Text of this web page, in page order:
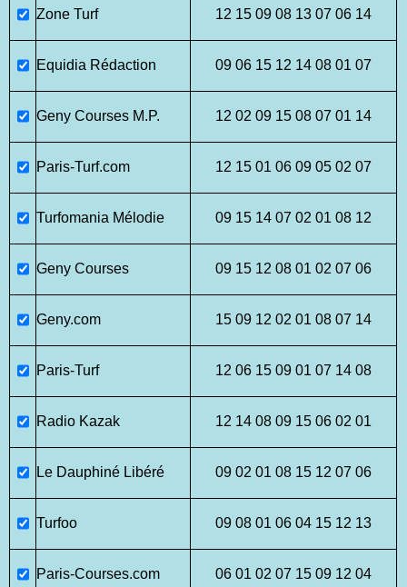
Zone Turf 12 15 09 08 13 07 06 14
Equidia Rédaction 09 06 15 12 14 08 01 07
Geny Courses M.P. 12 02 09 15 08 07 01 14
Paris-Turf.com 12 15 01 06 09 05 02 07
Turfomania Mélodie 09 15 14 07 02 01 08 12
Geny Courses 09 15 12 08 01 02 07 06
Geny.com 15 09 12 02 01 08 07 14
Paris-Turf 12 06 15 09 01 07 14 08
Radio Kazak 12 14 08 09 15 06 02 01
Le Dauphiné Libéré 09 02 01 08 15 12 07 06
Turfoo 09 08 01 06 04 15 12 13
Paris-Courses.com 06 01 02 07 15 09 12 04